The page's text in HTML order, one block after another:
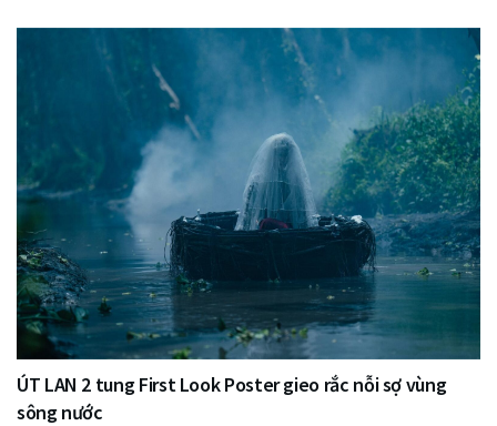
ÚT LAN 2 tung First Look Poster gieo rắc nỗi sợ vùng
sông nước